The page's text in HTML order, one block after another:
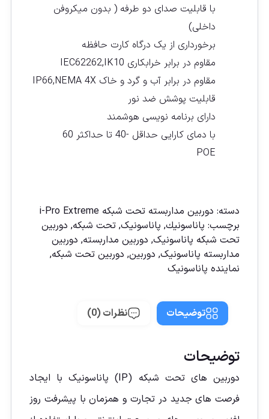
با قابلیت صدای دو طرفه ( بدون میکروفن
داخلی)
برخورداری از یک درگاه کارت حافظه
مقاوم در برابر خرابکاری IEC62262,IK10
مقاوم در برابر آب و گرد و خاک IP66,NEMA 4X
قابلیت پوشش ضد نور
دارای برنامه نویسی هوشمند
با دمای کارایی حداقل -40 تا حداکثر 60
POE
دسته: دوربين مداربسته تحت شبكه i-Pro Extreme
برچسب: پاناسونیك, پاناسونیک, تحت شبکه, دوربين
تحت شبكه پاناسونيک, دوربين مداربسته, دوربين
مداربسته پاناسونيک, دوربین, دوربین تحت شبكه,
نماينده پاناسونيک
توضیحات نظرات (0)
توضیحات
دوربین های تحت شبکه (IP) پاناسونیک با ایجاد
فرصت های جدید در تجارت و همزمان با پیشرفت روز